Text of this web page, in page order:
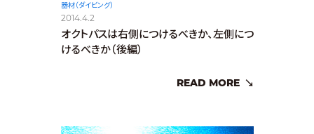
器材（ダイビング）
2014.4.2
オクトパスは右側につけるべきか、左側につ
けるべきか（後編）
READ MORE